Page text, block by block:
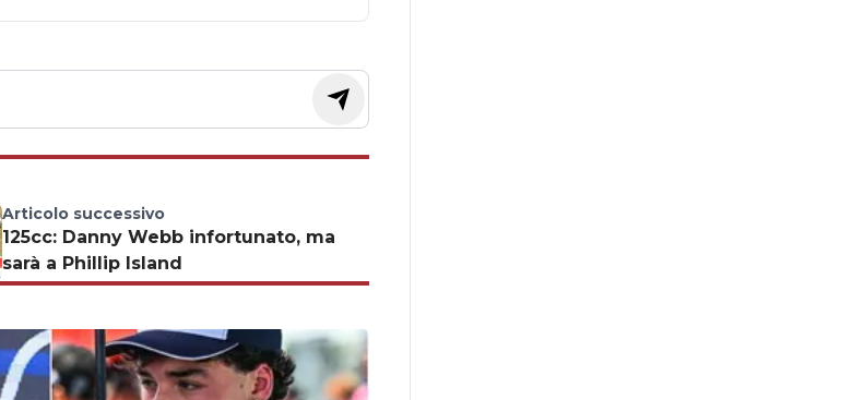
Articolo successivo
125cc: Danny Webb infortunato, ma
sarà a Phillip Island